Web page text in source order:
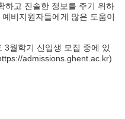
하고 진솔한 정보를 주기 위하
비지원자들에게 많은 도움이
3월학기 신입생 모집 중에 있
admissions.ghent.ac.kr)